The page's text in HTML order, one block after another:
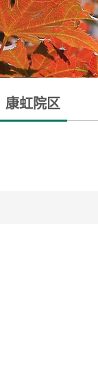
康虹院区